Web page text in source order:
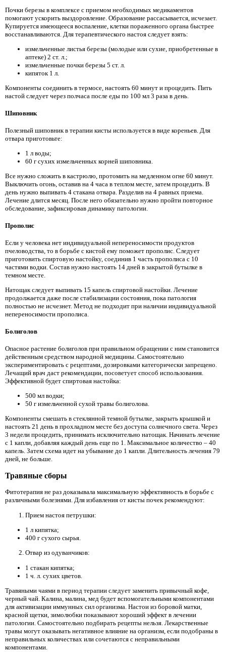
Почки березы в комплексе с приемом необходимых медикаментов
помогают ускорить выздоровление. Образование рассасывается, исчезает.
Купируется имеющееся воспаление, клетки пораженного органа быстрее
восстанавливаются. Для терапевтического настоя следует взять:
измельченные листья березы (молодые или сухие, приобретенные в
аптеке) 2 ст. л.;
измельченные почки березы 5 ст. л.
кипяток 1 л.
Компоненты соединить в термосе, настоять 60 минут и процедить. Пить
настой следует через полчаса после еды по 100 мл 3 раза в день.
Шиповник
Полезный шиповник в терапии кисты используется в виде кореньев. Для
отвара приготовьте:
1 л воды;
60 г сухих измельченных корней шиповника.
Все нужно сложить в кастрюлю, протомить на медленном огне 60 минут.
Выключить огонь, оставив на 4 часа в теплом месте, затем процедить. В
день нужно выпивать 4 стакана отвара. Разделив на 4 равных приема.
Лечение длится месяц. После него обязательно нужно пройти повторное
обследование, зафиксировав динамику патологии.
Прополис
Если у человека нет индивидуальной непереносимости продуктов
пчеловодства, то в борьбе с кистой ему поможет прополис. Следует
приготовить спиртовую настойку, соединив 1 часть прополиса с 10
частями водки. Состав нужно настоять 14 дней в закрытой бутылке в
темном месте.
Натощак следует выпивать 15 капель спиртовой настойки. Лечение
продолжается даже после стабилизации состояния, пока патология
полностью не исчезнет. Метод не подходит при наличии индивидуальной
непереносимости прополиса.
Болиголов
Опасное растение болиголов при правильном обращении с ним становится
действенным средством народной медицины. Самостоятельно
экспериментировать с рецептами, дозировками категорически запрещено.
Лечащий врач даст рекомендации, посоветует способ использования.
Эффективной будет спиртовая настойка:
500 мл водки;
50 г измельченной сухой травы болиголова.
Компоненты смешать в стеклянной темной бутылке, закрыть крышкой и
настоять 21 день в прохладном месте без доступа солнечного света. Через
3 недели процедить, принимать исключительно натощак. Начинать лечение
с 1 капли, добавляя каждый день еще по 1. Максимальное количество – 40
капель. Затем схема идет на убывание до 1 капли. Длительность лечения 79
дней, не больше.
Травяные сборы
Фитотерапия не раз доказывала максимальную эффективность в борьбе с
различными болезнями. Для избавления от кисты почек рекомендуют:
Прием настоя петрушки:
1 л кипятка;
400 г сухого сырья.
Отвар из одуванчиков:
1 стакан кипятка;
1 ч. л. сухих цветов.
Травяными чаями в период терапии следует заменить привычный кофе,
черный чай. Калина, малина, мед будет вспомогательными компонентами
для активизации иммунных сил организма. Настои из боровой матки,
красной щетки, зимолюбки показывают хороший эффект в лечении
патологии. Самостоятельно подбирать рецепты нельзя. Лекарственные
травы могут оказывать негативное влияние на организм, если подобраны в
неправильных количествах или сочетаются с неправильными
компонентами.